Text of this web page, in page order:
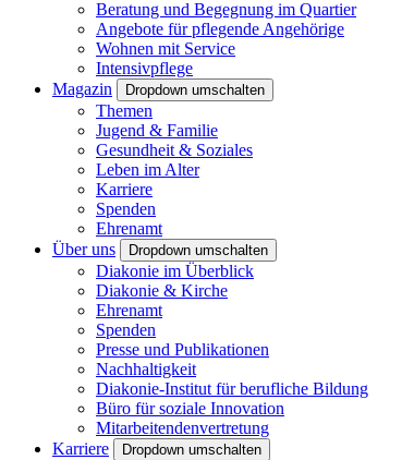
Beratung und Begegnung im Quartier
Angebote für pflegende Angehörige
Wohnen mit Service
Intensivpflege
Magazin
Dropdown umschalten
Themen
Jugend & Familie
Gesundheit & Soziales
Leben im Alter
Karriere
Spenden
Ehrenamt
Über uns
Dropdown umschalten
Diakonie im Überblick
Diakonie & Kirche
Ehrenamt
Spenden
Presse und Publikationen
Nachhaltigkeit
Diakonie-Institut für berufliche Bildung
Büro für soziale Innovation
Mitarbeitendenvertretung
Karriere
Dropdown umschalten